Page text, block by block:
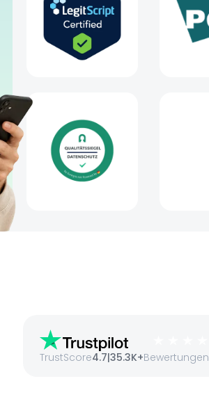
TrustScore4.7|35.3K+Bewertungen